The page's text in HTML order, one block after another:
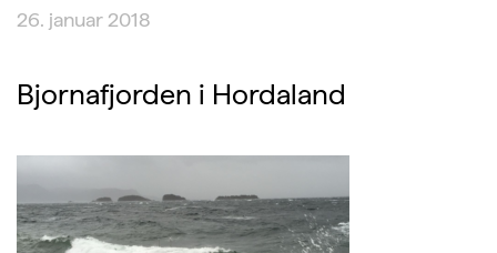
26. januar 2018
Bjornafjorden i Hordaland